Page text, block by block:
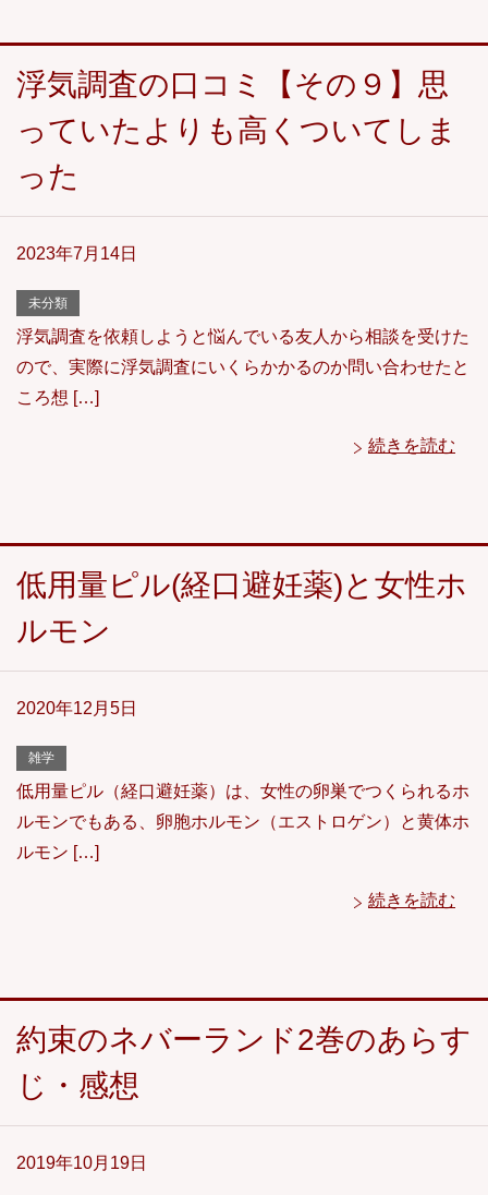
浮気調査の口コミ【その９】思
っていたよりも高くついてしま
った
2023年7月14日
未分類
浮気調査を依頼しようと悩んでいる友人から相談を受けた
ので、実際に浮気調査にいくらかかるのか問い合わせたと
ころ想 […]
続きを読む
低用量ピル(経口避妊薬)と女性ホ
ルモン
2020年12月5日
雑学
低用量ピル（経口避妊薬）は、女性の卵巣でつくられるホ
ルモンでもある、卵胞ホルモン（エストロゲン）と黄体ホ
ルモン […]
続きを読む
約束のネバーランド2巻のあらす
じ・感想
2019年10月19日